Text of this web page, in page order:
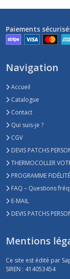
Paiements
Navigation
Accueil
Catalogue
Contact
Qui suis-je ?
CGV
DEVIS PATCHS
THERMOCOLLER
PROGRAMME FIDÉLITÉ
FAQ – Questions
E-MAIL
DEVIS PATCHS
Mentions
Ce site est édité par
SIREN : 414053454